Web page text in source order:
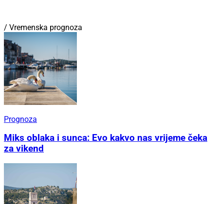
/ Vremenska prognoza
Prognoza
Miks oblaka i sunca: Evo kakvo nas vrijeme čeka
za vikend